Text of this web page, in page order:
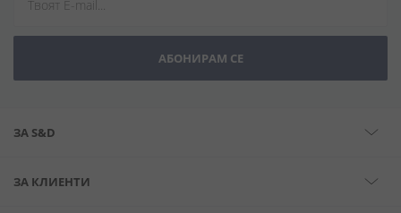
АБОНИРАМ СЕ
ЗА S&D
ЗА КЛИЕНТИ